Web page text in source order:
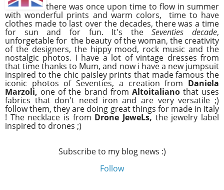
there was once upon time to flow in summer
with wonderful prints and warm colors, time to have
clothes made to last over the decades, there was a time
for sun and for fun. It's theSeventies decade,
unforgetable for the beauty of the woman, the creativity
of the designers, the hippy mood, rock music and the
nostalgic photos. I have a lot of vintage dresses from
that time thanks to Mum, and now i have a new jumpsuit
inspired to the chic paisley prints that made famous the
iconic photos of Seventies, a creation from Daniela
Marzoli, one of the brand from Altoitalianothat uses
fabrics that don't need iron and are very versatile ;)
follow them, they are doing great things for made in Italy
! The necklace is from Drone JeweLs, the jewelry label
inspired to drones ;)
Subscribe to my blog news :)
Follow